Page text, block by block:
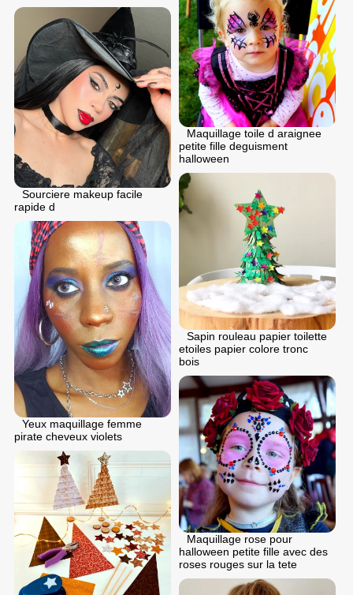
Maquillage toile d araignee
petite fille deguisment
halloween
Sourciere makeup facile
rapide d
Sapin rouleau papier toilette
etoiles papier colore tronc
bois
Yeux maquillage femme
pirate cheveux violets
Maquillage rose pour
halloween petite fille avec des
roses rouges sur la tete